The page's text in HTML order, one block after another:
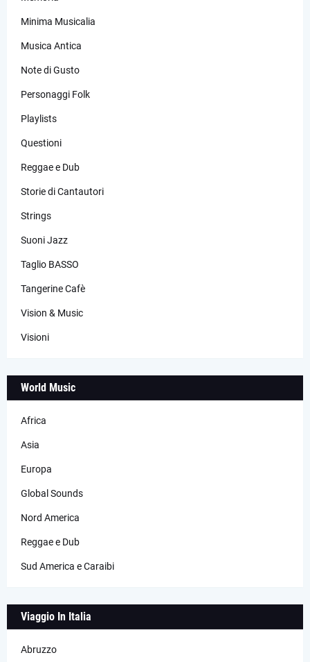
Minima Musicalia
Musica Antica
Note di Gusto
Personaggi Folk
Playlists
Questioni
Reggae e Dub
Storie di Cantautori
Strings
Suoni Jazz
Taglio BASSO
Tangerine Cafè
Vision & Music
Visioni
World Music
Africa
Asia
Europa
Global Sounds
Nord America
Reggae e Dub
Sud America e Caraibi
Viaggio In Italia
Abruzzo